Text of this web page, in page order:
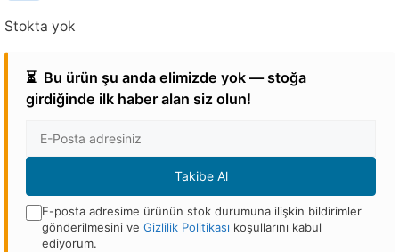
Stokta yok
⏳ Bu ürün şu anda elimizde yok — stoğa
girdiğinde ilk haber alan siz olun!
Takibe Al
E-posta adresime ürünün stok durumuna ilişkin bildirimler
gönderilmesini ve Gizlilik Politikası koşullarını kabul
ediyorum.